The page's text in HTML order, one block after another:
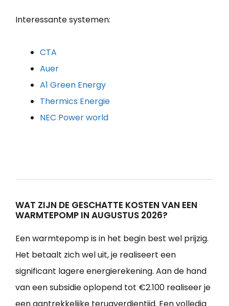
Interessante systemen:
CTA
Auer
A1 Green Energy
Thermics Energie
NEC Power world
WAT ZIJN DE GESCHATTE KOSTEN VAN EEN
WARMTEPOMP IN AUGUSTUS 2026?
Een warmtepomp is in het begin best wel prijzig.
Het betaalt zich wel uit, je realiseert een
significant lagere energierekening. Aan de hand
van een subsidie oplopend tot €2.100 realiseer je
een aantrekkelijke terugverdientijd. Een volledig